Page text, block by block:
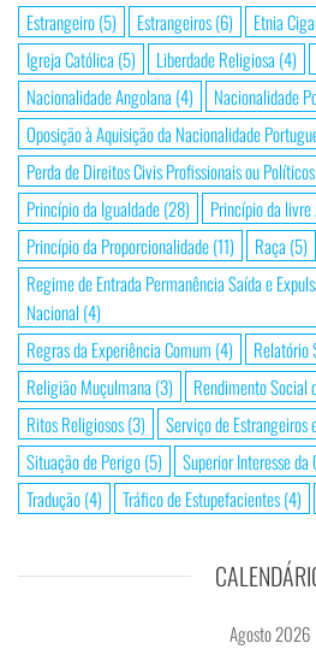
Estrangeiro(5) Estrangeiros(6) Etnia
Igreja Católica (5) Liberdade Religiosa (4)
Nacionalidade Angolana (4) Nacionalidade
Oposição à Aquisição da Nacionalidade
Perda de Direitos Civis Profissionais ou Políticos
Princípio da Igualdade(28) Princípio da
Princípio da Proporcionalidade(11) Raça (5)
Regime de Entrada Permanência Saída e
Nacional (4)
Regras da Experiência Comum (4) Relatório
Religião Muçulmana (3) Rendimento Social
Ritos Religiosos(3) Serviço de Estrangeiros
Situação de Perigo(5) Superior Interesse da
Tradução(4) Tráfico de Estupefacientes(4)
Agosto 2026